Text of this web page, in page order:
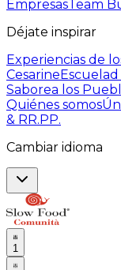
Empresas Team
Déjate inspirar
Experiencias de
CesarineEscuelad
Saborea los
Quiénes somos
& RR.PP.
Cambiar idioma
1